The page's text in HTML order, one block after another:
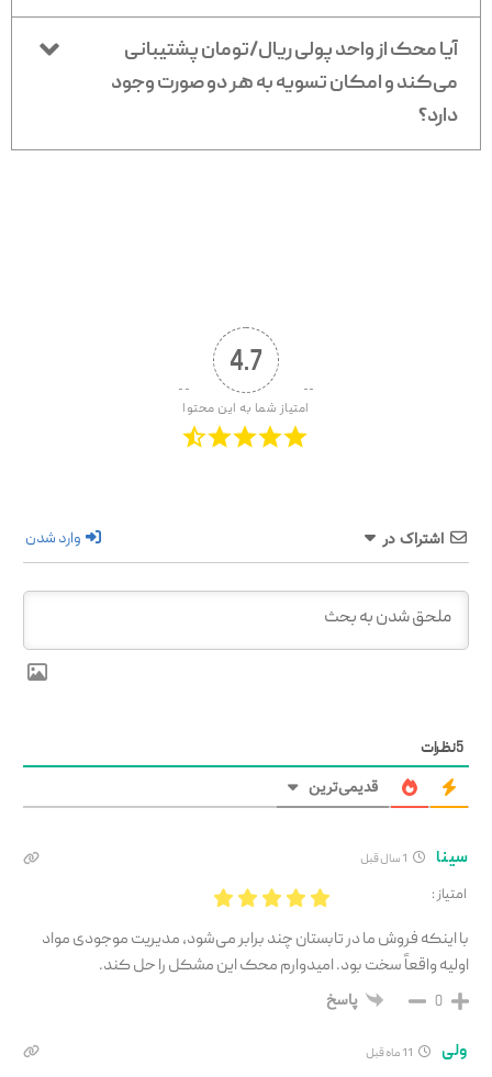
آیا محک از واحد پولی ریال/تومان پشتیبانی
می‌کند و امکان تسویه به هر دو صورت وجود
دارد؟
4.7
امتیاز شما به این محتوا
اشتراک در وارد شدن
5نظرات
قدیمی‌ترین
سینا
امتیاز :
با اینکه فروش ما در تابستان چند برابر می‌شود، مدیریت موجودی مواد
اولیه واقعاً سخت بود. امیدوارم محک این مشکل را حل کند.
0 پاسخ
ولی